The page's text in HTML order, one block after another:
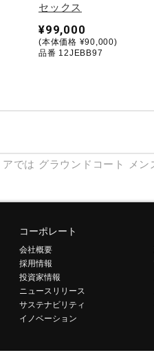
セックス
¥99,000
(本体価格 ¥90,000)
品番 12JEBB97
では グラウンドコート メン
コーポレート
会社概要
採用情報
投資家情報
ニュースリリース
サステナビリティ
イノベーション